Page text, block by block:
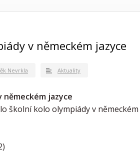
v německém jazyce
Nevrkla Aktuality
německém jazyce
školní kolo olympiády v německém